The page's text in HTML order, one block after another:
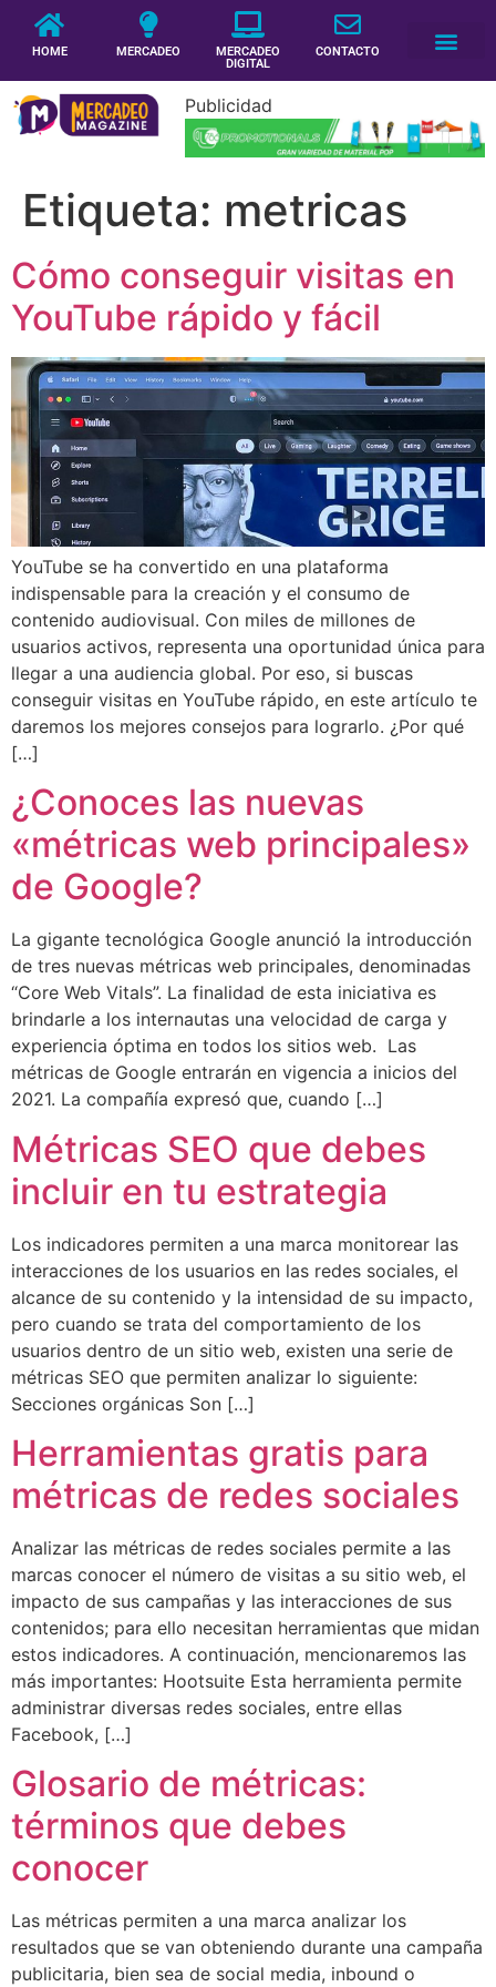
HOME MERCADEO
MERCADEO
DIGITAL
CONTACTO
Publicidad
Etiqueta: metricas
Cómo conseguir visitas en
YouTube rápido y fácil
YouTube se ha convertido en una plataforma
indispensable para la creación y el consumo de
contenido audiovisual. Con miles de millones de
usuarios activos, representa una oportunidad única para
llegar a una audiencia global. Por eso, si buscas
conseguir visitas en YouTube rápido, en este artículo te
daremos los mejores consejos para lograrlo. ¿Por qué
[…]
¿Conoces las nuevas
«métricas web principales»
de Google?
La gigante tecnológica Google anunció la introducción
de tres nuevas métricas web principales, denominadas
“Core Web Vitals”. La finalidad de esta iniciativa es
brindarle a los internautas una velocidad de carga y
experiencia óptima en todos los sitios web. Las
métricas de Google entrarán en vigencia a inicios del
2021. La compañía expresó que, cuando […]
Métricas SEO que debes
incluir en tu estrategia
Los indicadores permiten a una marca monitorear las
interacciones de los usuarios en las redes sociales, el
alcance de su contenido y la intensidad de su impacto,
pero cuando se trata del comportamiento de los
usuarios dentro de un sitio web, existen una serie de
métricas SEO que permiten analizar lo siguiente:
Secciones orgánicas Son […]
Herramientas gratis para
métricas de redes sociales
Analizar las métricas de redes sociales permite a las
marcas conocer el número de visitas a su sitio web, el
impacto de sus campañas y las interacciones de sus
contenidos; para ello necesitan herramientas que midan
estos indicadores. A continuación, mencionaremos las
más importantes: Hootsuite Esta herramienta permite
administrar diversas redes sociales, entre ellas
Facebook, […]
Glosario de métricas:
términos que debes
conocer
Las métricas permiten a una marca analizar los
resultados que se van obteniendo durante una campaña
publicitaria, bien sea de social media, inbound o